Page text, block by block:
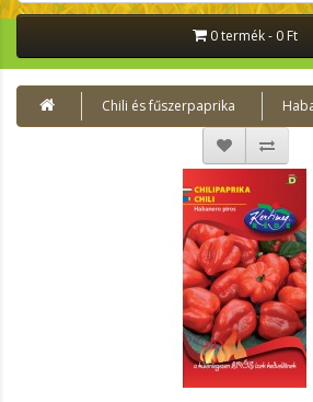
0 termék - 0 Ft
Chili és fűszerpaprika